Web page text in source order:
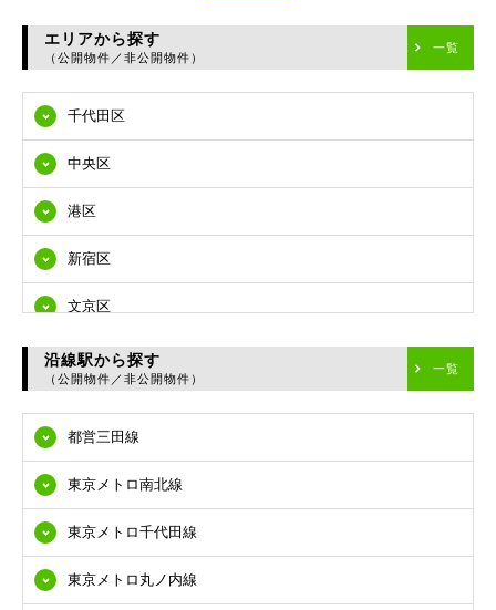
エリアから探す
（公開物件／非公開物件）
一覧
千代田区
中央区
港区
新宿区
文京区
台東区
江東区
品川区
目黒区
大田区
沿線駅から探す
（公開物件／非公開物件）
一覧
都営三田線
東京メトロ南北線
東京メトロ千代田線
東京メトロ丸ノ内線